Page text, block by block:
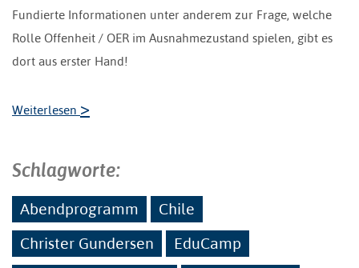
Fundierte Informationen unter anderem zur Frage, welche
Rolle Offenheit / OER im Ausnahmezustand spielen, gibt es
dort aus erster Hand!
Weiterlesen >
Schlagworte:
Abendprogramm
Chile
Christer Gundersen
EduCamp